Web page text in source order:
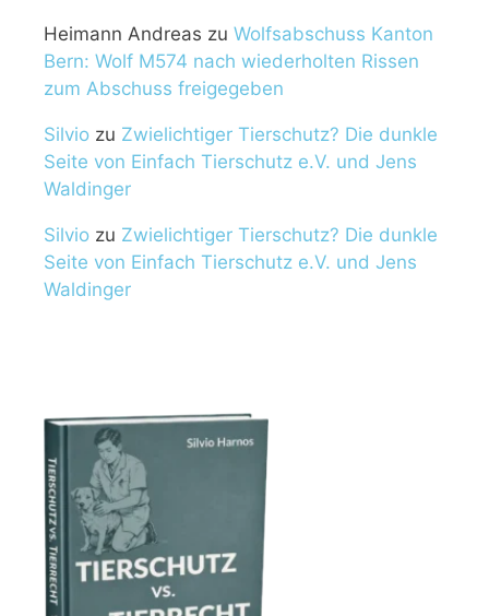
Heimann Andreas zu Wolfsabschuss Kanton
Bern: Wolf M574 nach wiederholten Rissen
zum Abschuss freigegeben
Silvio zu Zwielichtiger Tierschutz? Die dunkle
Seite von Einfach Tierschutz e.V. und Jens
Waldinger
Silvio zu Zwielichtiger Tierschutz? Die dunkle
Seite von Einfach Tierschutz e.V. und Jens
Waldinger